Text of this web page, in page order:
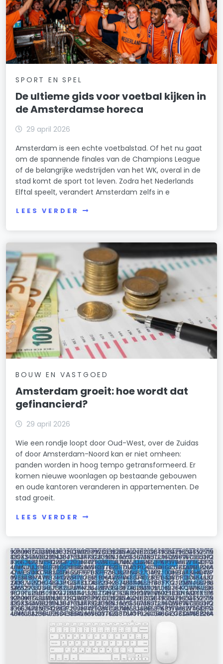
SPORT EN SPEL
De ultieme gids voor voetbal kijken in
de Amsterdamse horeca
29 april 2026
Amsterdam is een echte voetbalstad. Of het nu gaat
om de spannende finales van de Champions League
of de belangrijke wedstrijden van het WK, overal in de
stad komt de sport tot leven. Zodra het Nederlands
Elftal speelt, verandert Amsterdam zelfs in e
LEES VERDER
BOUW EN VASTGOED
Amsterdam groeit: hoe wordt dat
gefinancierd?
29 april 2026
Wie een rondje loopt door Oud-West, over de Zuidas
of door Amsterdam-Noord kan er niet omheen:
panden worden in hoog tempo getransformeerd. Er
komen nieuwe woonlagen op bestaande gebouwen
en oude kantoren veranderen in appartementen. De
stad groeit.
LEES VERDER